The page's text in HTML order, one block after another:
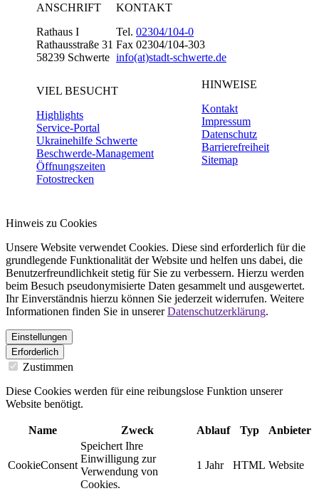
ANSCHRIFT
Rathaus I
Rathausstraße 31
58239 Schwerte
KONTAKT
Tel. 02304/104-0
Fax 02304/104-303
info(at)stadt-schwerte.de
VIEL BESUCHT
Highlights
Service-Portal
Ukrainehilfe Schwerte
Beschwerde-Management
Öffnungszeiten
Fotostrecken
HINWEISE
Kontakt
Impressum
Datenschutz
Barrierefreiheit
Sitemap
Hinweis zu Cookies
Unsere Website verwendet Cookies. Diese sind erforderlich für die
grundlegende Funktionalität der Website und helfen uns dabei, die
Benutzerfreundlichkeit stetig für Sie zu verbessern. Hierzu werden
beim Besuch pseudonymisierte Daten gesammelt und ausgewertet.
Ihr Einverständnis hierzu können Sie jederzeit widerrufen. Weitere
Informationen finden Sie in unsererDatenschutzerklärung.
Einstellungen
Erforderlich
Zustimmen
Diese Cookies werden für eine reibungslose Funktion unserer
Website benötigt.
Name Zweck Ablauf Typ Anbieter
CookieConsent
Speichert Ihre
Einwilligung zur
Verwendung von
Cookies.
1 Jahr HTML Website